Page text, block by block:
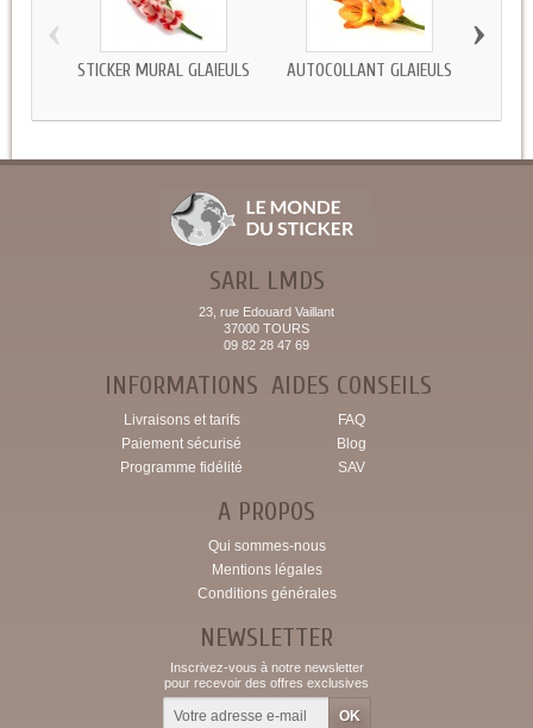
STICKER MURAL GLAIEULS AUTOCOLLANT GLAIEULS
‹ ›
SARL LMDS
23, rue Edouard Vaillant
37000 TOURS
09 82 28 47 69
INFORMATIONS
Livraisons et tarifs
Paiement sécurisé
Programme fidélité
AIDES CONSEILS
FAQ
Blog
SAV
A PROPOS
Qui sommes-nous
Mentions légales
Conditions générales
NEWSLETTER
Inscrivez-vous à notre newsletter
pour recevoir des offres exclusives